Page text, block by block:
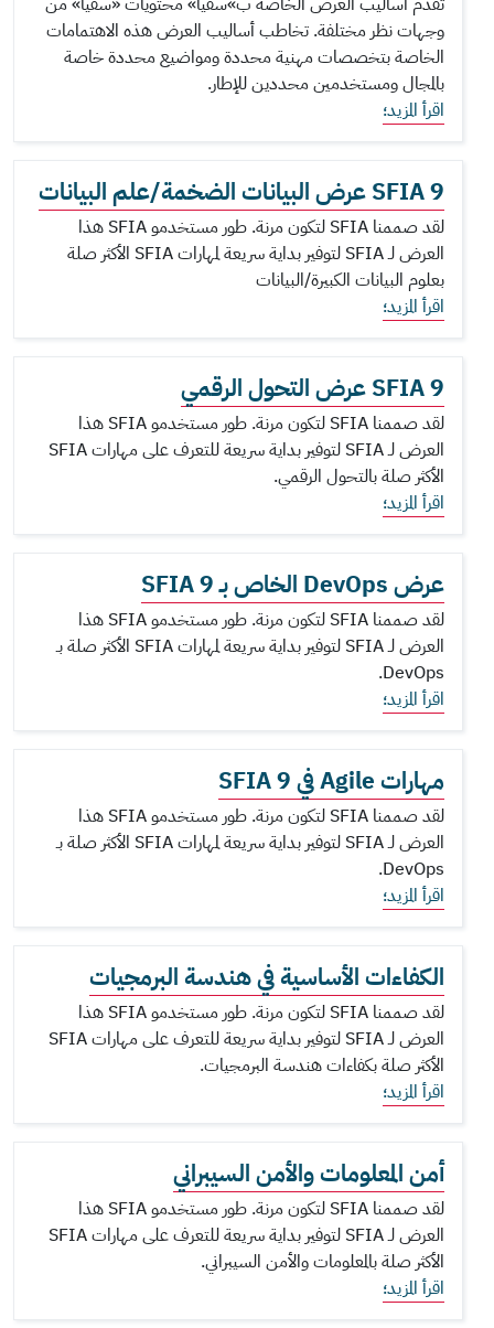
وجهات نظر مختلفة. تخاطب أساليب العرض هذه الاهتمامات
الخاصة بتخصصات مهنية محددة ومواضيع محددة خاصة
بالمجال ومستخدمين محددين للإطار.
اقرأ المزيد؛
SFIA 9 عرض البيانات الضخمة/علم البيانات
لقد صممنا SFIA لتكون مرنة. طور مستخدمو SFIA هذا
العرض لـ SFIA لتوفير بداية سريعة لمهارات SFIA الأكثر صلة
بعلوم البيانات الكبيرة/البيانات
اقرأ المزيد؛
SFIA 9 عرض التحول الرقمي
لقد صممنا SFIA لتكون مرنة. طور مستخدمو SFIA هذا
العرض لـ SFIA لتوفير بداية سريعة للتعرف على مهارات SFIA
الأكثر صلة بالتحول الرقمي.
اقرأ المزيد؛
عرض DevOps الخاص بـ SFIA 9
لقد صممنا SFIA لتكون مرنة. طور مستخدمو SFIA هذا
العرض لـ SFIA لتوفير بداية سريعة لمهارات SFIA الأكثر صلة بـ
DevOps.
اقرأ المزيد؛
مهارات Agile في SFIA 9
لقد صممنا SFIA لتكون مرنة. طور مستخدمو SFIA هذا
العرض لـ SFIA لتوفير بداية سريعة لمهارات SFIA الأكثر صلة بـ
DevOps.
اقرأ المزيد؛
الكفاءات الأساسية في هندسة البرمجيات
لقد صممنا SFIA لتكون مرنة. طور مستخدمو SFIA هذا
العرض لـ SFIA لتوفير بداية سريعة للتعرف على مهارات SFIA
الأكثر صلة بكفاءات هندسة البرمجيات.
اقرأ المزيد؛
أمن المعلومات والأمن السيبراني
لقد صممنا SFIA لتكون مرنة. طور مستخدمو SFIA هذا
العرض لـ SFIA لتوفير بداية سريعة للتعرف على مهارات SFIA
الأكثر صلة بالمعلومات والأمن السيبراني.
اقرأ المزيد؛